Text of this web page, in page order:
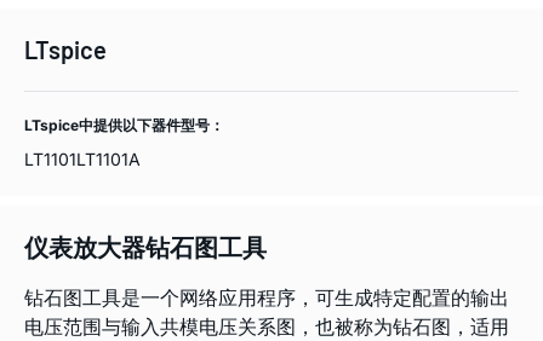
LTspice
LTspice中提供以下器件型号：
LT1101LT1101A
仪表放大器钻石图工具
钻石图工具是一个网络应用程序，可生成特定配置的输出
电压范围与输入共模电压关系图，也被称为钻石图，适用